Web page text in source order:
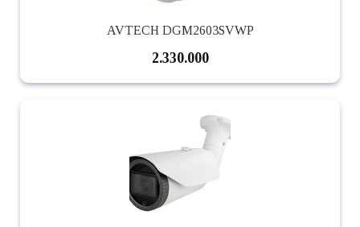
AVTECH DGM2603SVWP
2.330.000